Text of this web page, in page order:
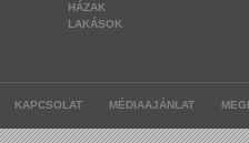
HÁZAK
LAKÁSOK
KAPCSOLAT MÉDIAAJÁNLAT